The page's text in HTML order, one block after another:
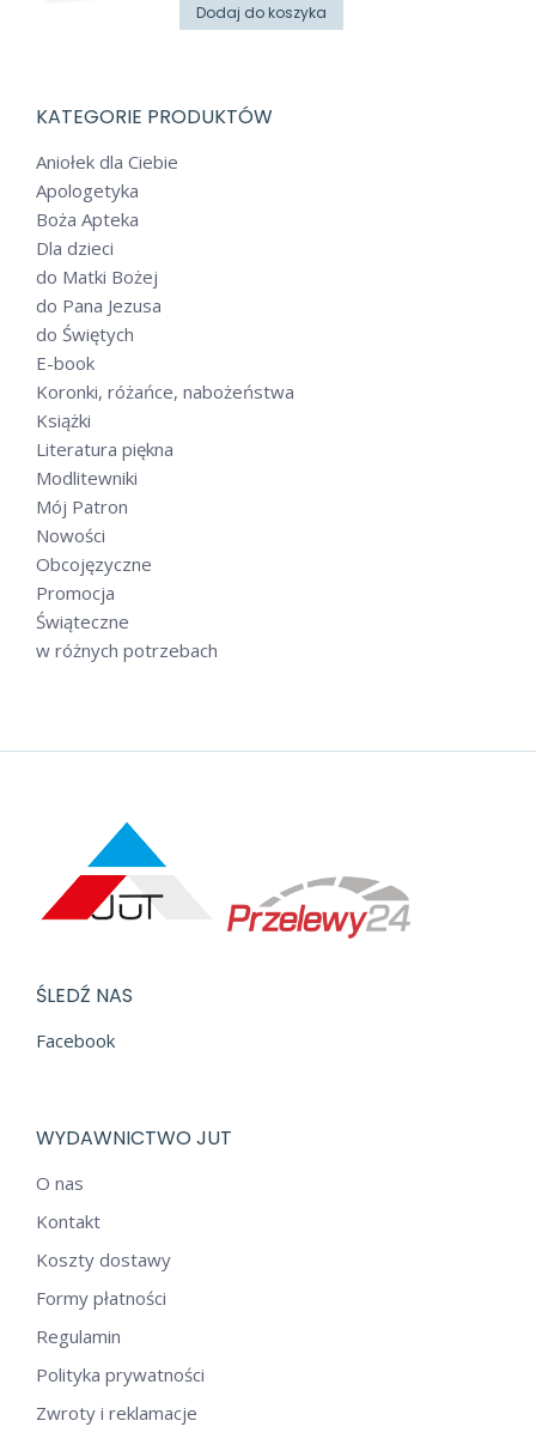
Dodaj do koszyka
KATEGORIE PRODUKTÓW
Aniołek dla Ciebie
Apologetyka
Boża Apteka
Dla dzieci
do Matki Bożej
do Pana Jezusa
do Świętych
E-book
Koronki, różańce, nabożeństwa
Książki
Literatura piękna
Modlitewniki
Mój Patron
Nowości
Obcojęzyczne
Promocja
Świąteczne
w różnych potrzebach
ŚLEDŹ NAS
Facebook
WYDAWNICTWO JUT
O nas
Kontakt
Koszty dostawy
Formy płatności
Regulamin
Polityka prywatności
Zwroty i reklamacje